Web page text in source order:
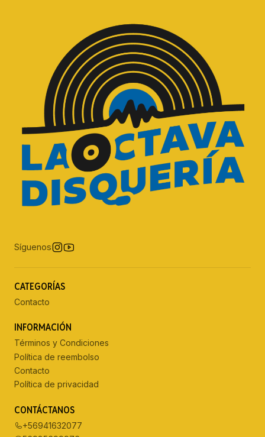
Síguenos
CATEGORÍAS
Contacto
INFORMACIÓN
Términos y Condiciones
Política de reembolso
Contacto
Política de privacidad
CONTÁCTANOS
+56941632077